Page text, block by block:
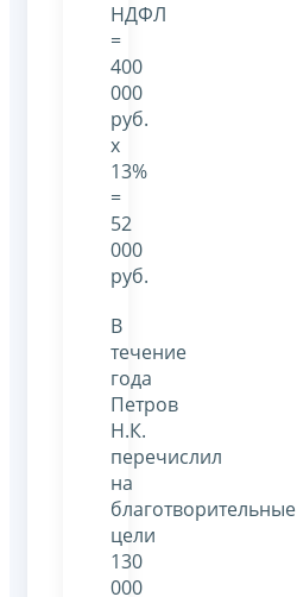
НДФЛ
=
400
000
руб.
х
13%
=
52
000
руб.
В
течение
года
Петров
Н.К.
перечислил
на
благотворительные
цели
130
000